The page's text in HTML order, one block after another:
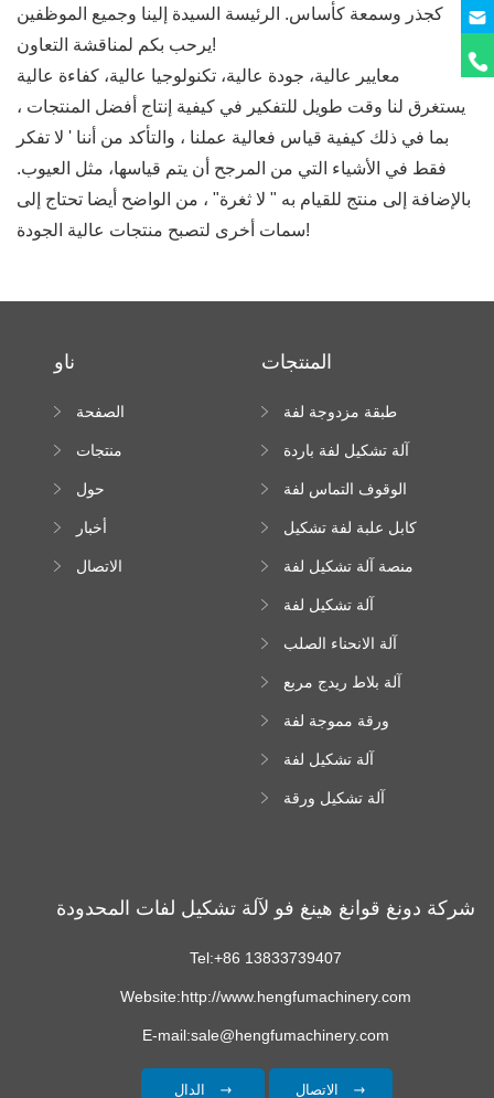
كجذر وسمعة كأساس. الرئيسة السيدة إلينا وجميع الموظفين
يرحب بكم لمناقشة التعاون!
معايير عالية، جودة عالية، تكنولوجيا عالية، كفاءة عالية
يستغرق لنا وقت طويل للتفكير في كيفية إنتاج أفضل المنتجات ،
بما في ذلك كيفية قياس فعالية عملنا ، والتأكد من أننا ' لا تفكر
فقط في الأشياء التي من المرجح أن يتم قياسها، مثل العيوب.
بالإضافة إلى منتج للقيام به " لا ثغرة" ، من الواضح أيضا تحتاج إلى
سمات أخرى لتصبح منتجات عالية الجودة!
ناو
الصفحة
منتجات
حول
أخبار
الاتصال
المنتجات
طبقة مزدوجة لفة
آلة تشكيل لفة باردة
الوقوف التماس لفة
كابل علبة لفة تشكيل
منصة آلة تشكيل لفة
آلة تشكيل لفة
آلة الانحناء الصلب
آلة بلاط ريدج مربع
ورقة مموجة لفة
آلة تشكيل لفة
آلة تشكيل ورقة
شركة دونغ قوانغ هينغ فو لآلة تشكيل لفات المحدودة
Tel:+86 13833739407
Website:http://www.hengfumachinery.com
E-mail:sale@hengfumachinery.com